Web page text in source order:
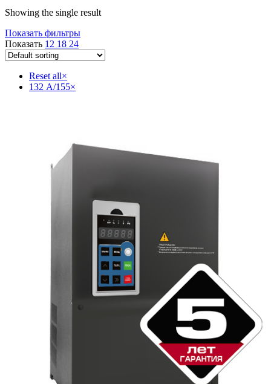
Showing the single result
Показать фильтры
Показать 12 18 24
Reset all×
132 А/155×